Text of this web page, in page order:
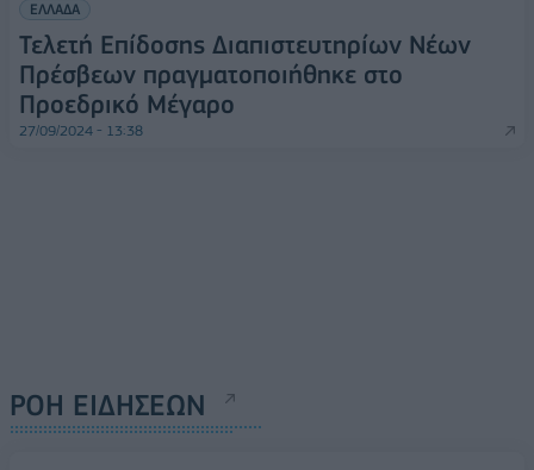
ΕΛΛΑΔΑ
Τελετή Επίδοσης Διαπιστευτηρίων Νέων
Πρέσβεων πραγματοποιήθηκε στο
Προεδρικό Μέγαρο
27/09/2024 - 13:38
ΡΟΗ ΕΙΔΗΣΕΩΝ